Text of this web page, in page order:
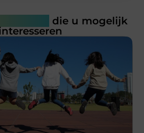
die u mogelijk